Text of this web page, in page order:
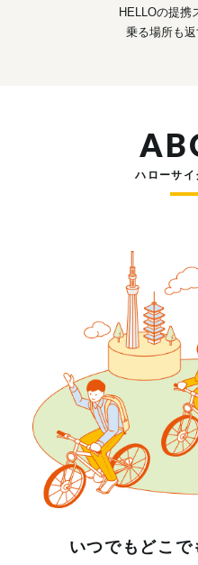
HELLOの提携
乗る場所も返
ハローサイ
いつでもどこ